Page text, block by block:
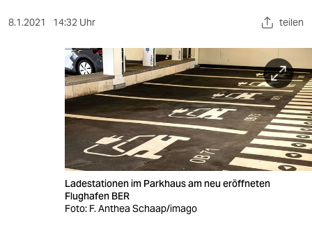
berlin
wahrheit
veranstaltungen
8.1.2021 14:32 Uhr teilen
Ladestationen im Parkhaus am neu eröffneten
Flughafen BER
Foto: F. Anthea Schaap/imago